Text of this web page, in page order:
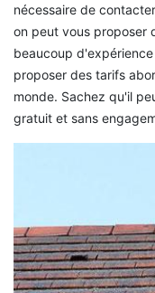
nécessaire de
on peut vous proposer
beaucoup
proposer des tarifs
monde. Sachez qu'il
gratuit et sans